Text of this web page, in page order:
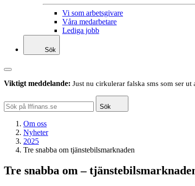
Vi som arbetsgivare
Våra medarbetare
Lediga jobb
Sök
Viktigt meddelande: Just nu cirkulerar falska sms som ser ut
Sök
Om oss
Nyheter
2025
Tre snabba om tjänstebilsmarknaden
Tre snabba om –